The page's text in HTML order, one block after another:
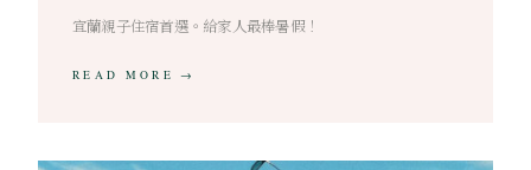
宜蘭親子住宿首選。給家人最棒暑假！
READ MORE →